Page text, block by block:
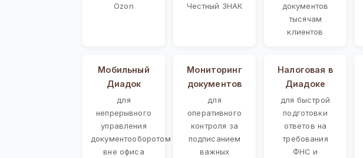
Ozon
Честный ЗНАК
документов
тысячам
клиентов
Мобильный
Диадок
для
непрерывного
управления
документооборотом
вне офиса
Мониторинг
документов
для
оперативного
контроля за
подписанием
важных
Налоговая в
Диадоке
для быстрой
подготовки
ответов на
требования
ФНС и